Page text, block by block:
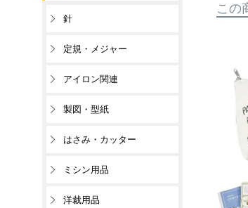
この
針
定規・メジャー
アイロン関連
製図・型紙
はさみ・カッター
ミシン用品
洋裁用品